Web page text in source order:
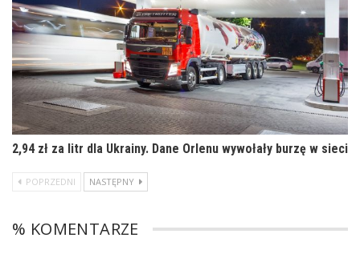
2,94 zł za litr dla Ukrainy. Dane Orlenu wywołały burzę w sieci
POPRZEDNI NASTĘPNY
% KOMENTARZE